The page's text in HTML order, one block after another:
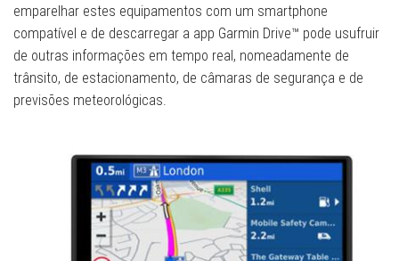
emparelhar estes equipamentos com um smartphone
compatível e de descarregar a app Garmin Drive™ pode usufruir
de outras informações em tempo real, nomeadamente de
trânsito, de estacionamento, de câmaras de segurança e de
previsões meteorológicas.